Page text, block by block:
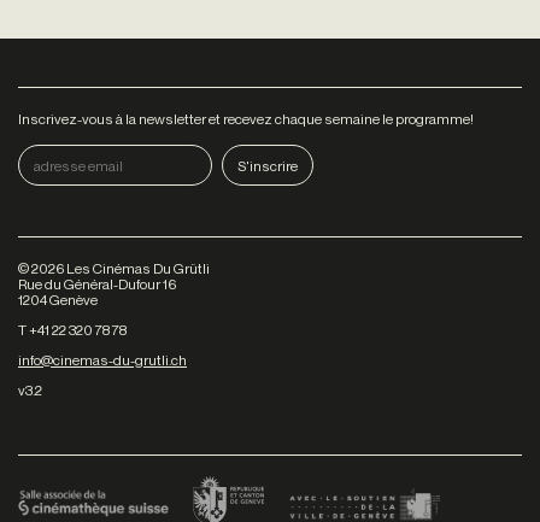
Inscrivez-vous à la newsletter et recevez chaque semaine le programme!
©2026 Les Cinémas Du Grütli
Rue du Général-Dufour 16
1204 Genève
T +41 22 320 78 78
info@cinemas-du-grutli.ch
v3.2